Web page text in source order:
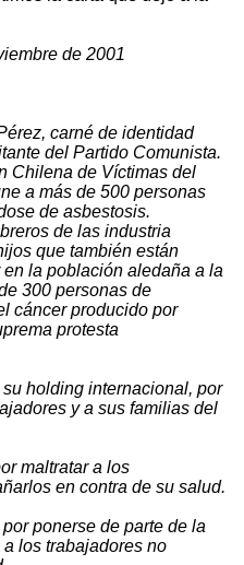
de 2001
carné de identidad
del Partido Comunista.
Chilena de Víctimas del
a más de 500 personas
de asbestosis.
de las industria
que también están
la población aledaña a la
300 personas de
cáncer producido por
protesta
holding internacional, por
y a sus familias del
maltratar a los
en contra de su salud.
ponerse de parte de la
los trabajadores no